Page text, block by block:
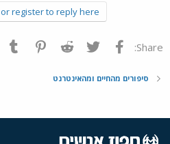
register to reply here.
Share: פייסבוק Twitter
Reddit
סיפורים מהחיים ומהאינטרנט